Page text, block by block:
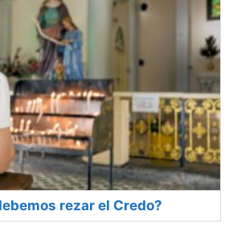
rezar el Credo?